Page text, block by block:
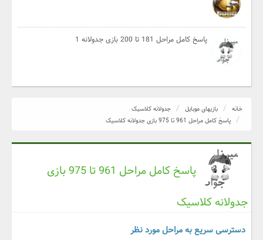
پاسخ کامل مراحل 181 تا 200 بازی جدولانه 1
خانه بازیهای موبایل
جدولانه کلاسیک
پاسخ کامل مراحل 961 تا 975 بازی جدولانه کلاسیک
پاسخ کامل مراحل 961 تا 975 بازی
جدولانه کلاسیک
دسترسی سریع به مراحل مورد نظر